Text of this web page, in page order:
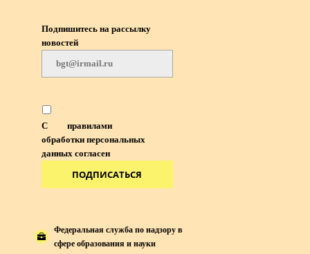
Подпишитесь на рассылку
новостей
С
правилами
обработки персональных
данных согласен
ПОДПИСАТЬСЯ
Федеральная служба по надзору в
сфере образования и науки